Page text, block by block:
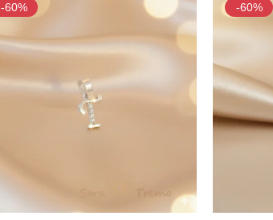
-60% -60%